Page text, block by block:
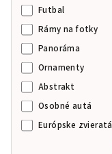
Futbal
Rámy na fotky
Panoráma
Ornamenty
Abstrakt
Osobné autá
Európske zvieratá